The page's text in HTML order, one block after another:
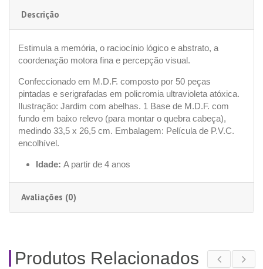
Descrição
Estimula a memória, o raciocínio lógico e abstrato, a
coordenação motora fina e percepção visual.
Confeccionado em M.D.F. composto por 50 peças
pintadas e serigrafadas em policromia ultravioleta atóxica.
Ilustração: Jardim com abelhas. 1 Base de M.D.F. com
fundo em baixo relevo (para montar o quebra cabeça),
medindo 33,5 x 26,5 cm. Embalagem: Película de P.V.C.
encolhível.
Idade: A partir de 4 anos
Avaliações (0)
Produtos Relacionados